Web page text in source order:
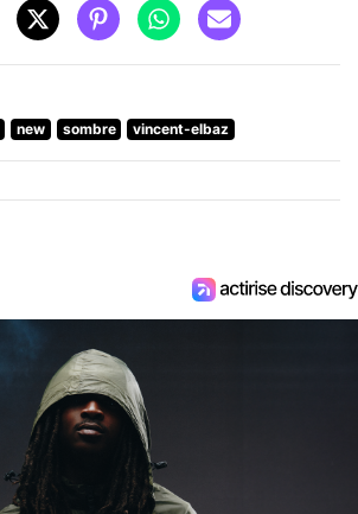
new sombre vincent-elbaz